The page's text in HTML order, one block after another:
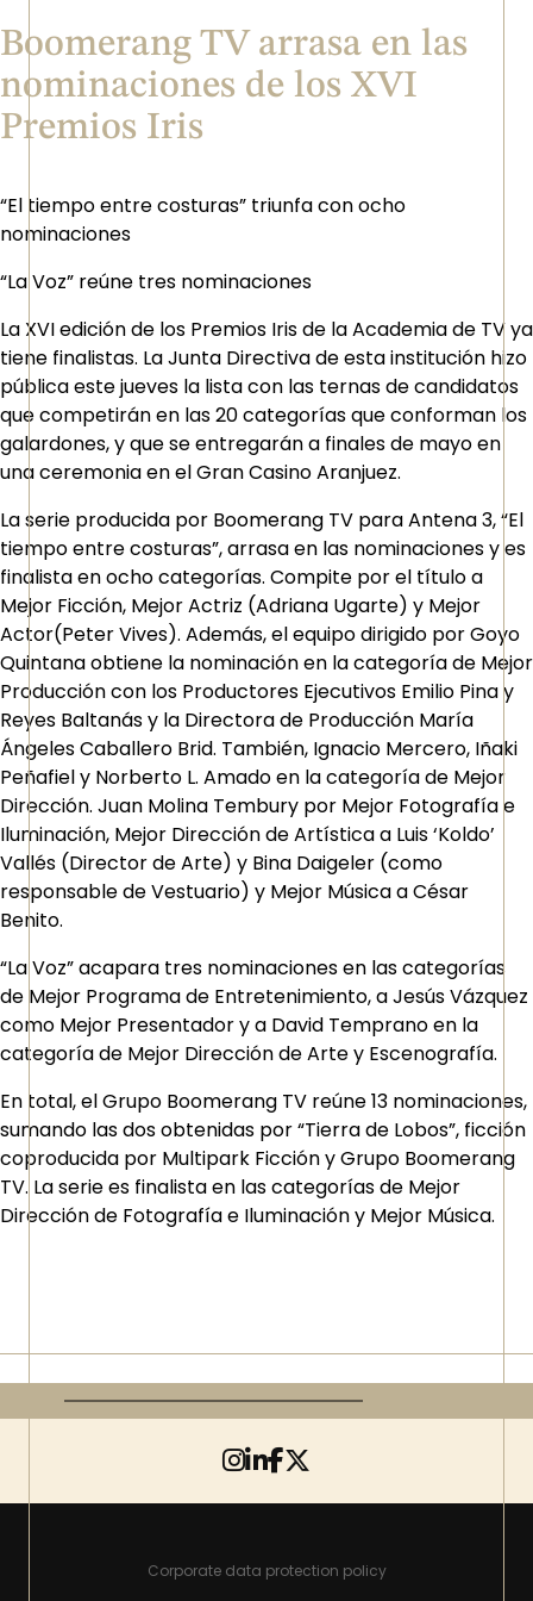
Boomerang TV arrasa en las
nominaciones de los XVI
Premios Iris
“El tiempo entre costuras” triunfa con ocho
nominaciones
“La Voz” reúne tres nominaciones
La XVI edición de los Premios Iris de la Academia de TV ya
tiene finalistas. La Junta Directiva de esta institución hizo
pública este jueves la lista con las ternas de candidatos
que competirán en las 20 categorías que conforman los
galardones, y que se entregarán a finales de mayo en
una ceremonia en el Gran Casino Aranjuez.
La serie producida por Boomerang TV para Antena 3, “El
tiempo entre costuras”, arrasa en las nominaciones y es
finalista en ocho categorías. Compite por el título a
Mejor Ficción, Mejor Actriz (Adriana Ugarte) y Mejor
Actor(Peter Vives). Además, el equipo dirigido por Goyo
Quintana obtiene la nominación en la categoría de Mejor
Producción con los Productores Ejecutivos Emilio Pina y
Reyes Baltanás y la Directora de Producción María
Ángeles Caballero Brid. También, Ignacio Mercero, Iñaki
Peñafiel y Norberto L. Amado en la categoría de Mejor
Dirección. Juan Molina Tembury por Mejor Fotografía e
Iluminación, Mejor Dirección de Artística a Luis ‘Koldo’
Vallés (Director de Arte) y Bina Daigeler (como
responsable de Vestuario) y Mejor Música a César
Benito.
“La Voz” acapara tres nominaciones en las categorías
de Mejor Programa de Entretenimiento, a Jesús Vázquez
como Mejor Presentador y a David Temprano en la
categoría de Mejor Dirección de Arte y Escenografía.
En total, el Grupo Boomerang TV reúne 13 nominaciones,
sumando las dos obtenidas por “Tierra de Lobos”, ficción
coproducida por Multipark Ficción y Grupo Boomerang
TV. La serie es finalista en las categorías de Mejor
Dirección de Fotografía e Iluminación y Mejor Música.
Corporate data protection policy